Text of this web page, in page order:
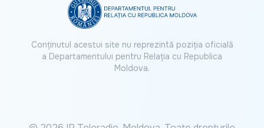
Conținutul acestui site nu reprezintă poziția oficială
a Departamentului pentru Relația cu Republica
Moldova.